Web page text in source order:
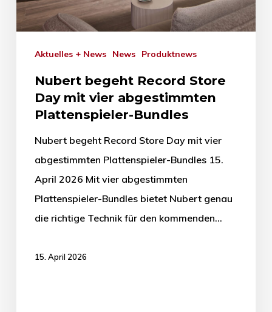
Aktuelles + News News Produktnews
Nubert begeht Record Store
Day mit vier abgestimmten
Plattenspieler-Bundles
Nubert begeht Record Store Day mit vier
abgestimmten Plattenspieler-Bundles 15.
April 2026 Mit vier abgestimmten
Plattenspieler-Bundles bietet Nubert genau
die richtige Technik für den kommenden…
15. April 2026